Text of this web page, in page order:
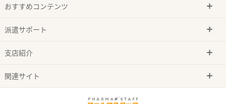
おすすめコンテンツ
派遣サポート
支店紹介
関連サイト